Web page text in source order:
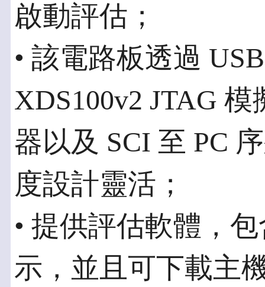
啟動評估；
• 該電路板透過
XDS100v2 JTAG
器以及 SCI 至 PC
度設計靈活；
• 提供評估軟體，
示，並且可下載主